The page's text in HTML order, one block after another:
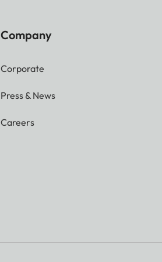
Company
Corporate
Press & News
Careers